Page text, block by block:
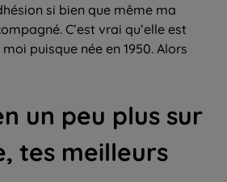
si bien que même ma
C’est vrai qu’elle est
puisque née en 1950. Alors
un peu plus sur
tes meilleurs